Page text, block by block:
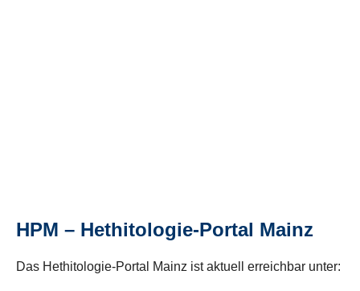
HPM – Hethitologie-Portal Mainz
Das Hethitologie-Portal Mainz ist aktuell erreichbar unter: